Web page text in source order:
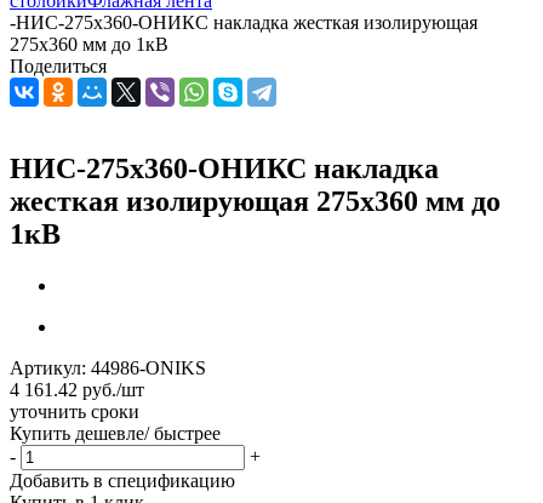
-НИС-275х360-ОНИКС накладка жесткая изолирующая
275х360 мм до 1кВ
Поделиться
НИС-275х360-ОНИКС накладка
жесткая изолирующая 275х360 мм до
1кВ
Артикул: 44986-ONIKS
4 161.42 руб./шт
уточнить сроки
Купить дешевле/ быстрее
-
+
Добавить в спецификацию